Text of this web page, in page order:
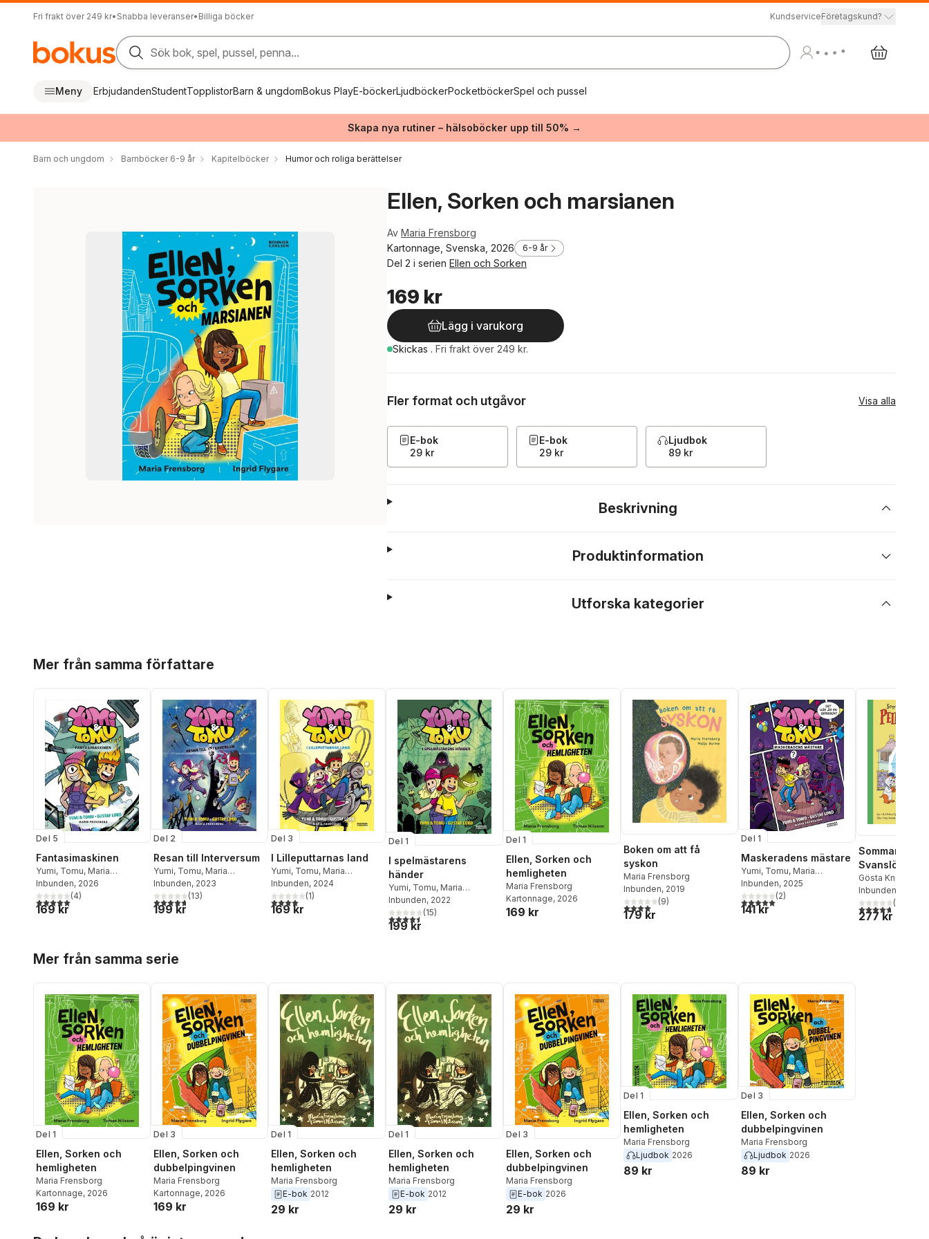
Fri frakt över 249 kr• Snabba leveranser• Billiga böcker KundserviceFöretagskund?
Sök bok, spel, pussel, penna...
Meny ErbjudandenStudentTopplistorBarn & ungdomBokus PlayE-böckerLjudböckerPocketböckerSpel och pussel
Skapa nya rutiner – hälsoböcker upp till 50% →
Barn och ungdom Barnböcker 6-9 år Kapitelböcker Humor och roliga berättelser
Ellen, Sorken och marsianen
Av Maria Frensborg
Kartonnage, Svenska, 2026
6-9 år
Del 2 i serien Ellen och Sorken
169 kr
Lägg i varukorg
Skickas . Fri frakt över 249 kr.
Fler format och utgåvor Visa alla
E-bok
29 kr
E-bok
29 kr
Ljudbok
89 kr
Beskrivning
Produktinformation
Utforska kategorier
Mer från samma författare
Del 5
Fantasimaskinen
Yumi, Tomu, Maria
Frensborg
Inbunden, 2026
5,0utav 5 stjärnor. Totalt antal röster:
(4)
169 kr
Del 2
Resan till Interversum
Yumi, Tomu, Maria
Frensborg
Inbunden, 2023
4,7utav 5 stjärnor. Totalt antal röster:
(13)
199 kr
Del 3
I Lilleputtarnas land
Yumi, Tomu, Maria
Frensborg
Inbunden, 2024
4,0utav 5 stjärnor. Totalt antal röster:
(1)
169 kr
Del 1
I spelmästarens
händer
Yumi, Tomu, Maria
Frensborg
Inbunden, 2022
4,5utav 5 stjärnor. Totalt antal röster:
(15)
199 kr
Del 1
Ellen, Sorken och
hemligheten
Maria Frensborg
Kartonnage, 2026
169 kr
Boken om att få
syskon
Maria Frensborg
Inbunden, 2019
4,0utav 5 stjärnor. Totalt antal röster:
(9)
179 kr
Del 1
Maskeradens mästare
Yumi, Tomu, Maria
Frensborg
Inbunden, 2025
5,0utav 5 stjärnor. Totalt antal röster:
(2)
141 kr
Sommar med
Svanslös.
Gösta Knutsson
Frensborg
Michael Rönn
Inbunden
4,7utav 5(
277 kr
Mer från samma serie
Del 1
Ellen, Sorken och
hemligheten
Maria Frensborg
Kartonnage, 2026
169 kr
Del 3
Ellen, Sorken och
dubbelpingvinen
Maria Frensborg
Kartonnage, 2026
169 kr
Del 1
Ellen, Sorken och
hemligheten
Maria Frensborg
E-bok 2012
29 kr
Del 1
Ellen, Sorken och
hemligheten
Maria Frensborg
E-bok 2012
29 kr
Del 3
Ellen, Sorken och
dubbelpingvinen
Maria Frensborg
E-bok 2026
29 kr
Del 1
Ellen, Sorken och
hemligheten
Maria Frensborg
Ljudbok 2026
89 kr
Del 3
Ellen, Sorken och
dubbelpingvinen
Maria Frensborg
Ljudbok 2026
89 kr